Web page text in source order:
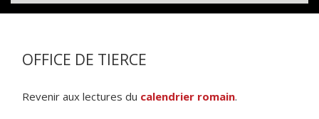
OFFICE DE TIERCE
Revenir aux lectures du calendrier romain.